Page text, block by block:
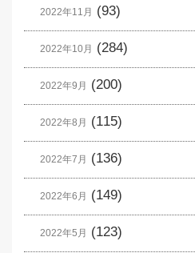
2022年11月 (93)
2022年10月 (284)
2022年9月 (200)
2022年8月 (115)
2022年7月 (136)
2022年6月 (149)
2022年5月 (123)